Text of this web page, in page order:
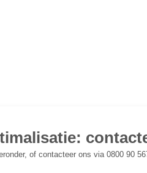
of contacteer ons via 0800 90